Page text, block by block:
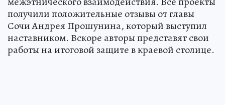
получили положительные отзывы от главы
Сочи Андрея Прошунина, который выступил
наставником. Вскоре авторы представят свои
работы на итоговой защите в краевой столице.